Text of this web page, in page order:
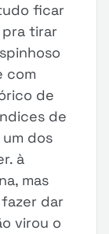
ficar
pra tirar
com
de
de
dos
à
mas
dar
virou o